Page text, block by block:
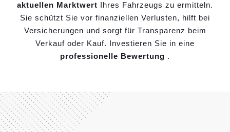
aktuellen Marktwert Ihres Fahrzeugs zu ermitteln.
Sie schützt Sie vor finanziellen Verlusten, hilft bei
Versicherungen und sorgt für Transparenz beim
Verkauf oder Kauf. Investieren Sie in eine
professionelle Bewertung .